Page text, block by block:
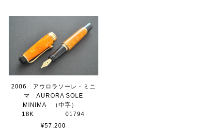
2006 アウロラソーレ・ミニ
マ AURORA SOLE
MINIMA （中字）
18K 01794
¥57,200